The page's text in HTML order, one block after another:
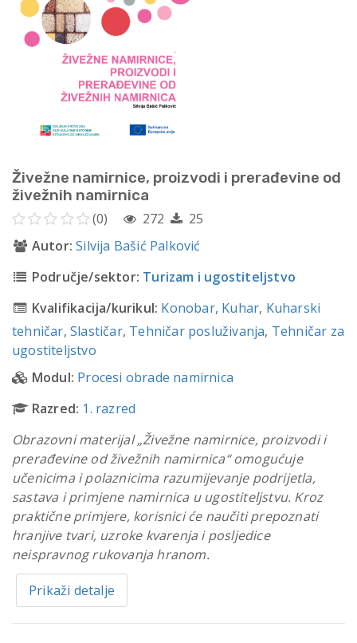
Živežne namirnice, proizvodi i prerađevine od
živežnih namirnica
(0) 272
25
Autor: Silvija Bašić Palković
Područje/sektor: Turizam i ugostiteljstvo
Kvalifikacija/kurikul: Konobar, Kuhar, Kuharski
tehničar,Slastičar, Tehničar posluživanja, Tehničar za
ugostiteljstvo
Modul: Procesi obrade namirnica
Razred: 1. razred
Obrazovni materijal „Živežne namirnice, proizvodi i
prerađevine od živežnih namirnica“ omogućuje
učenicima i polaznicima razumijevanje podrijetla,
sastava i primjene namirnica u ugostiteljstvu. Kroz
praktične primjere, korisnici će naučiti prepoznati
hranjive tvari, uzroke kvarenja i posljedice
neispravnog rukovanja hranom.
Prikaži detalje